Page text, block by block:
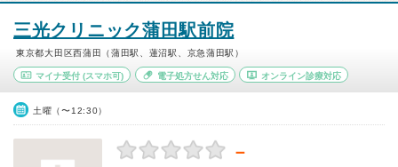
三光クリニック蒲田駅前院
東京都大田区西蒲田（蒲田駅、蓮沼駅、京急蒲田駅）
マイナ受付 (スマホ可) 電子処方せん対応 オンライン診療対応
土曜（〜12:30）
－